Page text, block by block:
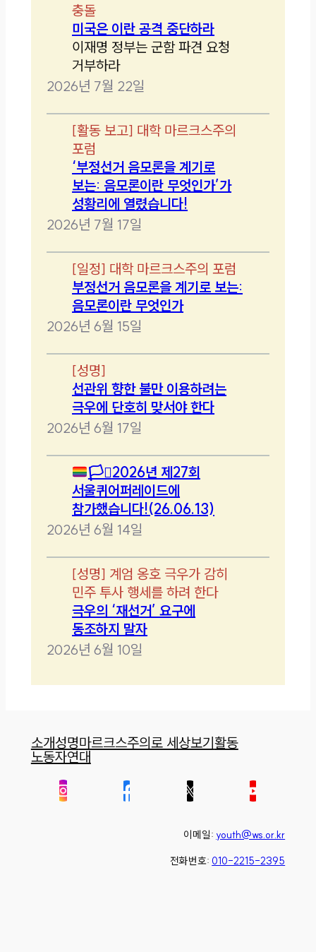
충돌
미국은 이란 공격 중단하라
이재명 정부는 군함 파견 요청
거부하라
2026년 7월 22일
[활동 보고] 대학 마르크스주의
포럼
‘부정선거 음모론을 계기로
보는: 음모론이란 무엇인가’가
성황리에 열렸습니다!
2026년 7월 17일
[일정] 대학 마르크스주의 포럼
부정선거 음모론을 계기로 보는:
음모론이란 무엇인가
2026년 6월 15일
[성명]
선관위 향한 불만 이용하려는
극우에 단호히 맞서야 한다
2026년 6월 17일
🏳️‍⚧️2026년 제27회
서울퀴어퍼레이드에
참가했습니다!(26.06.13)
2026년 6월 14일
[성명] 계엄 옹호 극우가 감히
민주 투사 행세를 하려 한다
극우의 ‘재선거’ 요구에
동조하지 말자
2026년 6월 10일
소개성명마르크스주의로 세상보기활동
노동자연대
이메일: youth@ws.or.kr
전화번호: 010-2215-2395